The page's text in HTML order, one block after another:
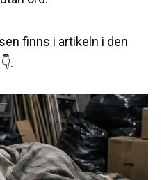
finns i artikeln i den